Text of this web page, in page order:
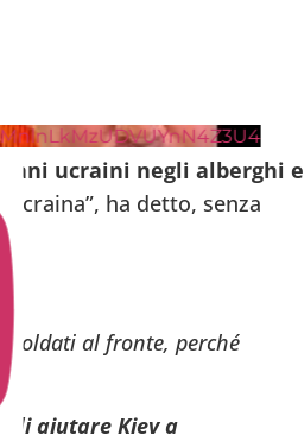
ucraini negli alberghi e
ha detto, senza
soldati al fronte, perché
di aiutare Kiev a